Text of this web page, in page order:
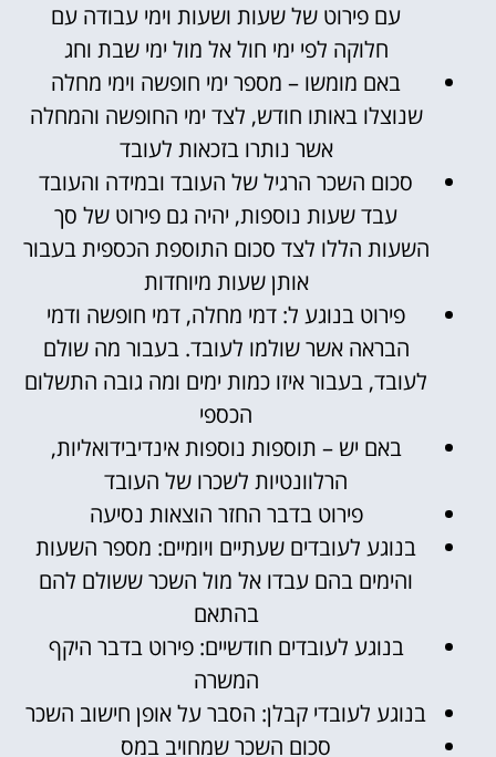
עם פירוט של שעות ושעות וימי עבודה עם
חלוקה לפי ימי חול אל מול ימי שבת וחג
באם מומשו – מספר ימי חופשה וימי מחלה
שנוצלו באותו חודש, לצד ימי החופשה והמחלה
אשר נותרו בזכאות לעובד
סכום השכר הרגיל של העובד ובמידה והעובד
עבד שעות נוספות, יהיה גם פירוט של סך
השעות הללו לצד סכום התוספת הכספית בעבור
אותן שעות מיוחדות
פירוט בנוגע ל: דמי מחלה, דמי חופשה ודמי
הבראה אשר שולמו לעובד. בעבור מה שולם
לעובד, בעבור איזו כמות ימים ומה גובה התשלום
הכספי
באם יש – תוספות נוספות אינדיבידואליות,
הרלוונטיות לשכרו של העובד
פירוט בדבר החזר הוצאות נסיעה
בנוגע לעובדים שעתיים ויומיים: מספר השעות
והימים בהם עבדו אל מול השכר ששולם להם
בהתאם
בנוגע לעובדים חודשיים: פירוט בדבר היקף
המשרה
בנוגע לעובדי קבלן: הסבר על אופן חישוב השכר
סכום השכר שמחויב במס